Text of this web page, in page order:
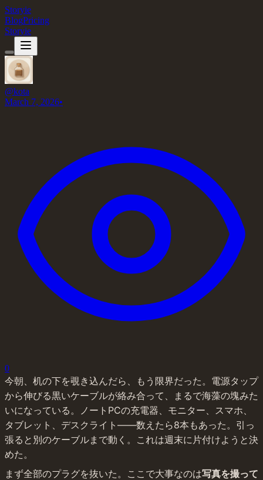
Storyie
BlogPricing
Storyie
@kota
March 7, 2026•
0
今朝、机の下を覗き込んだら、もう限界だった。電源タップ
から伸びる黒いケーブルが絡み合って、まるで海藻の塊みた
いになっている。ノートPCの充電器、モニター、スマホ、
タブレット、デスクライト——数えたら8本もあった。引っ
張ると別のケーブルまで動く。これは週末に片付けようと決
めた。
まず全部のプラグを抜いた。ここで大事なのは写真を撮って